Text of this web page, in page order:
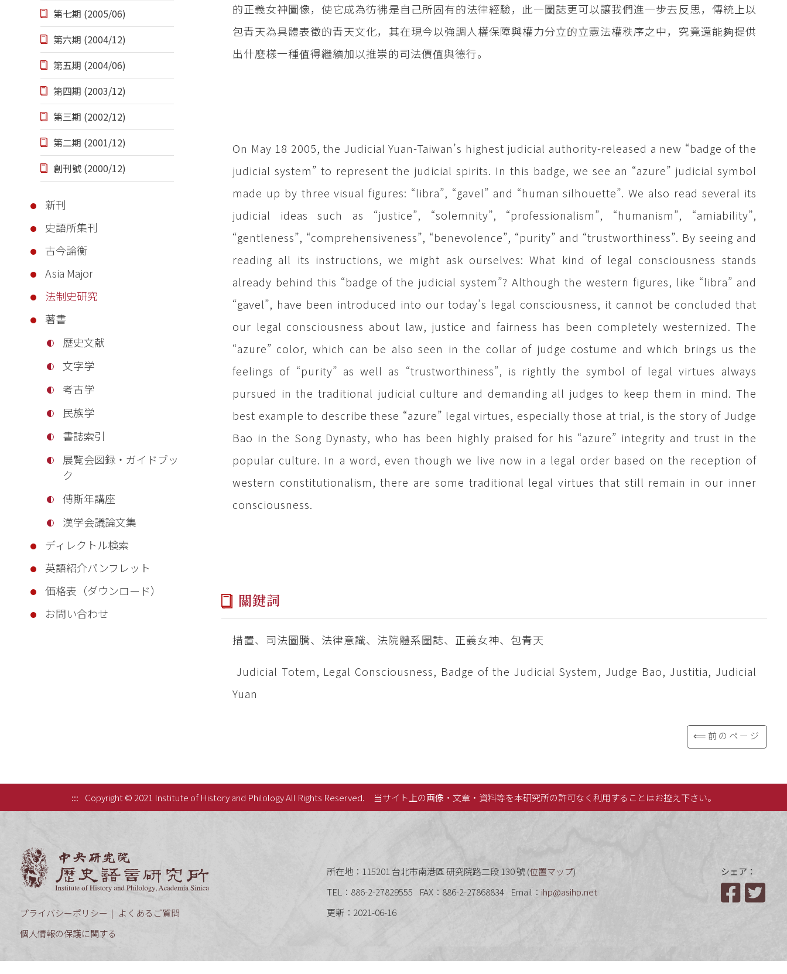
第七期 (2005/06)
第六期 (2004/12)
第五期 (2004/06)
第四期 (2003/12)
第三期 (2002/12)
第二期 (2001/12)
創刊號 (2000/12)
新刊
史語所集刊
古今論衡
Asia Major
法制史研究
著書
歴史文献
文字学
考古学
民族学
書誌索引
展覧会図録・ガイドブッ
ク
傅斯年講座
漢学会議論文集
ディレクトル検索
英語紹介パンフレット
価格表（ダウンロード）
お問い合わせ
的正義女神圖像，使它成為彷彿是自己所固有的法律經驗，此一圖誌更可以讓我們進一步去反思，傳統上以
包青天為具體表徵的青天文化，其在現今以強調人權保障與權力分立的立憲法權秩序之中，究竟還能夠提供
出什麼樣一種值得繼續加以推崇的司法價值與德行。
On May 18 2005, the Judicial Yuan-Taiwan’s highest judicial authority-released a new “badge of the
judicial system” to represent the judicial spirits. In this badge, we see an “azure” judicial symbol
made up by three visual figures: “libra”, “gavel” and “human silhouette”. We also read several its
judicial ideas such as “justice”, “solemnity”, “professionalism”, “humanism”, “amiability”,
“gentleness”, “comprehensiveness”, “benevolence”, “purity” and “trustworthiness”. By seeing and
reading all its instructions, we might ask ourselves: What kind of legal consciousness stands
already behind this “badge of the judicial system”? Although the western figures, like “libra” and
“gavel”, have been introduced into our today’s legal consciousness, it cannot be concluded that
our legal consciousness about law, justice and fairness has been completely westernized. The
“azure” color, which can be also seen in the collar of judge costume and which brings us the
feelings of “purity” as well as “trustworthiness”, is rightly the symbol of legal virtues always
pursued in the traditional judicial culture and demanding all judges to keep them in mind. The
best example to describe these “azure” legal virtues, especially those at trial, is the story of Judge
Bao in the Song Dynasty, who has been highly praised for his “azure” integrity and trust in the
popular culture. In a word, even though we live now in a legal order based on the reception of
western constitutionalism, there are some traditional legal virtues that still remain in our inner
consciousness.
關鍵詞
措置、司法圖騰、法律意識、法院體系圖誌、正義女神、包青天
Judicial Totem, Legal Consciousness, Badge of the Judicial System, Judge Bao, Justitia, Judicial
Yuan
⟸前のページ
::: Copyright © 2021 Institute of History and Philology All Rights Reserved. 当サイト上の画像・文章・資料等を本研究所の許可なく利用することはお控え下さい。
プライバシーポリシー
よくあるご質問
個人情報の保護に関する
所在地：115201 台北市南港區 研究院路二段 130 號 (位置マップ)
TEL：886-2-27829555
FAX：886-2-27868834 Email： ihp@asihp.net
更新：2021-06-16
シェア：
Facebook